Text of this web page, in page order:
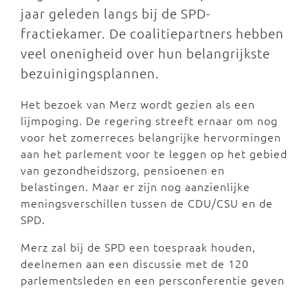
jaar geleden langs bij de SPD-
fractiekamer. De coalitiepartners hebben
veel onenigheid over hun belangrijkste
bezuinigingsplannen.
Het bezoek van Merz wordt gezien als een
lijmpoging. De regering streeft ernaar om nog
voor het zomerreces belangrijke hervormingen
aan het parlement voor te leggen op het gebied
van gezondheidszorg, pensioenen en
belastingen. Maar er zijn nog aanzienlijke
meningsverschillen tussen de CDU/CSU en de
SPD.
Merz zal bij de SPD een toespraak houden,
deelnemen aan een discussie met de 120
parlementsleden en een persconferentie geven